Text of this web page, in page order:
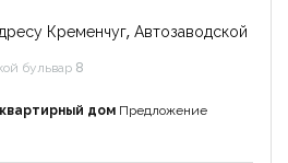
Кременчуг, Автозаводской
бульвар 8
дом Предложение